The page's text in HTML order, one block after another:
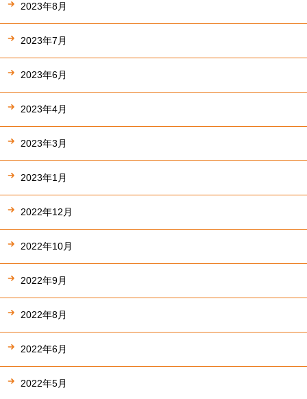
2023年8月
2023年7月
2023年6月
2023年4月
2023年3月
2023年1月
2022年12月
2022年10月
2022年9月
2022年8月
2022年6月
2022年5月